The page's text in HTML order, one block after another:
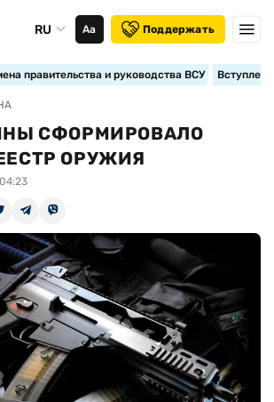
RU Аа Поддержать
правительства и руководства ВСУ
СФОРМИРОВАЛО
ОРУЖИЯ